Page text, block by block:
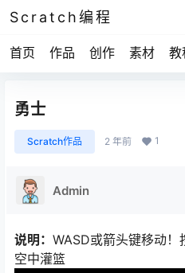
Scratch编程
首页 作品 创作 素材 教
勇士
Scratch作品 2 年前 1
Admin
说明： WASD或箭头键移动
空中灌篮